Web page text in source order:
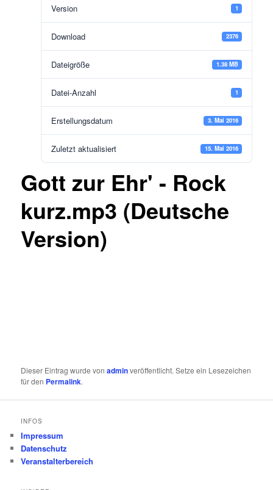
Version 1
Download 2376
Dateigröße 1.38 MB
Datei-Anzahl 1
Erstellungsdatum 3. Mai 2016
Zuletzt aktualisiert 15. Mai 2016
Gott zur Ehr' - Rock
kurz.mp3 (Deutsche
Version)
Dieser Eintrag wurde vonadminveröffentlicht. Setze ein Lesezeichen
für den Permalink.
INFOS
Impressum
Datenschutz
Veranstalterbereich